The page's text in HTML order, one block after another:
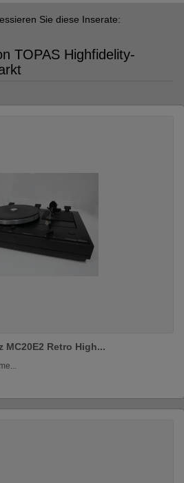
Sie diese Inserate:
TOPAS Highfidelity-
MC20E2 Retro High...